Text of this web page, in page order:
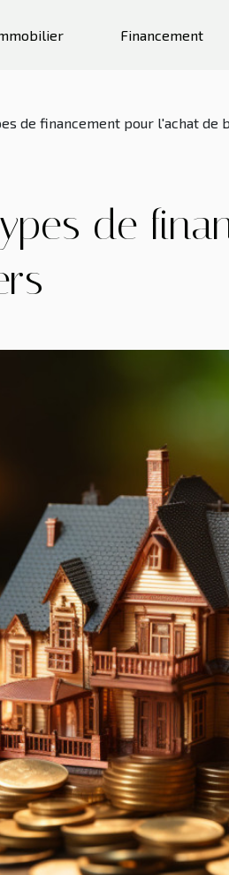
Financement
de financement pour l'achat de
de